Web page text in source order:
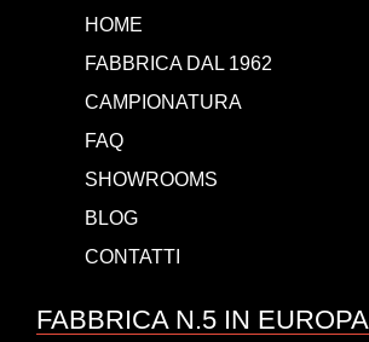
HOME
FABBRICA DAL 1962
CAMPIONATURA
FAQ
SHOWROOMS
BLOG
CONTATTI
FABBRICA N.5 IN EUROPA